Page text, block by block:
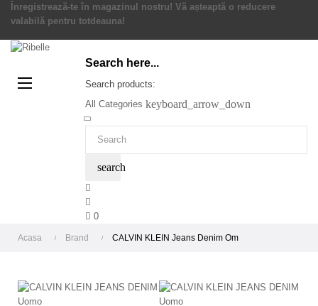
Înregistrează-te în magazinul nostru! Vă așteaptă o reducere
valabilă pentru totdeauna!
Toggle
☰
Search here...
Search products:
All Categories keyboard_arrow_down
search
0
Acasa Brand CALVIN KLEIN Jeans Denim Om